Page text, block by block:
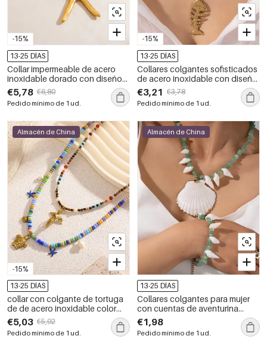
-15%
13-25 DÍAS
Collar impermeable de acero
inoxidable dorado con diseño
de estrella de mar de la serie
Creative Ocean
€5,78 €6,80
Pedido mínimo de 1 ud.
-15%
13-25 DÍAS
Collares colgantes sofisticados
de acero inoxidable con diseño
de espina de pescado,
resistentes al agua y color
dorado para mujer.
€3,21 €3,78
Pedido mínimo de 1 ud.
-15%
Almacén de China
13-25 DÍAS
collar con colgante de tortuga
de de acero inoxidable color
dorado y piedra natural para
mujer
€5,03 €5,92
Pedido mínimo de 1 ud.
Almacén de China
13-25 DÍAS
Collares colgantes para mujer
con cuentas de aventurina
verde y conchas marinas
€1,98
Pedido mínimo de 1 ud.